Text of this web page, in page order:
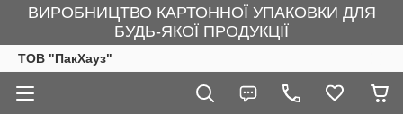
ВИРОБНИЦТВО КАРТОННОЇ УПАКОВКИ ДЛЯ
БУДЬ-ЯКОЇ ПРОДУКЦІЇ
ТОВ "ПакХауз"